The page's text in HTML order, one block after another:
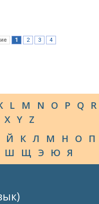
1 2 3
4
L M N O P Q R
X Y Z
Й К Л М Н О П
Ш Щ Э Ю Я